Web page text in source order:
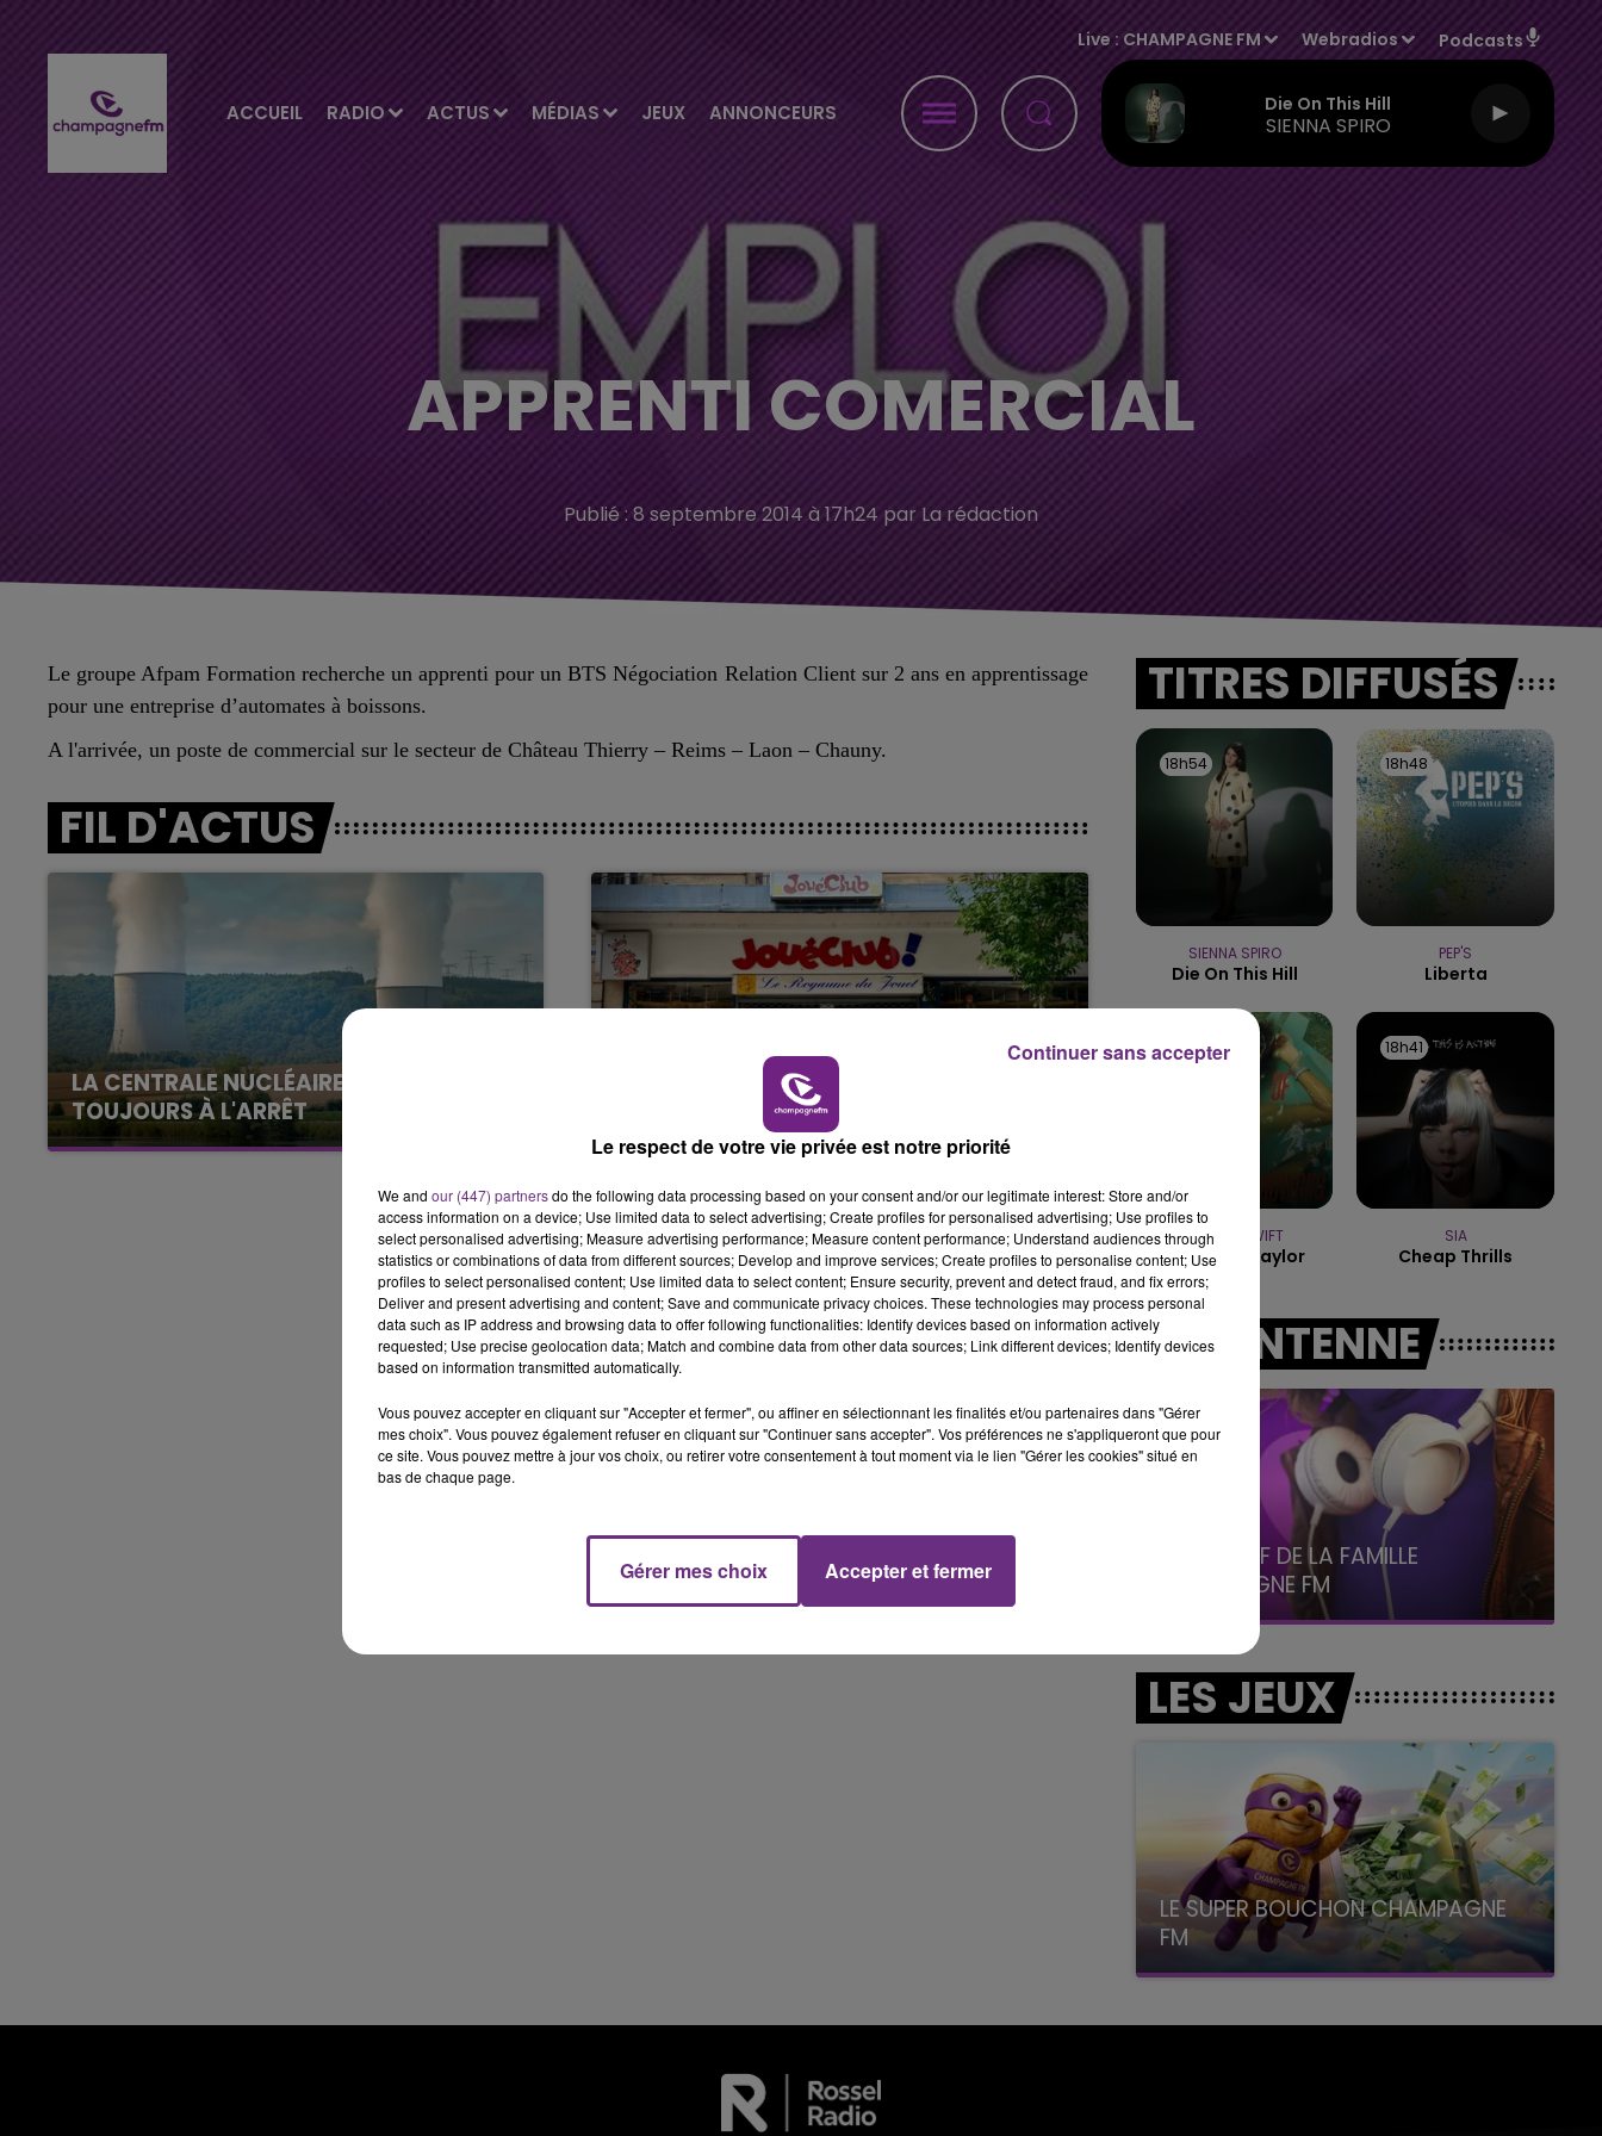
ACCUEIL RADIO ACTUS MÉDIAS JEUX ANNONCEURS
Live : CHAMPAGNE FM Webradios Podcasts
Die On This Hill
SIENNA SPIRO
15h00 - 19h00
LE CLUB CHAMPAGNE FM
19h00 - 19h15
LA POP MACHINE - CHAMPAGNE FM
19h15 - 20h00
LA RADIO POP
APPRENTI COMERCIAL
Publié : 8 septembre 2014 à 17h24 par La rédaction
Le groupe Afpam Formation recherche un apprenti pour un BTS Négociation Relation Client sur 2 ans en apprentissage
pour une entreprise d’automates à boissons.
A l'arrivée, un poste de commercial sur le secteur de Château Thierry – Reims – Laon – Chauny.
FIL D'ACTUS
LA CENTRALE NUCLÉAIRE DE CHOOZ
TOUJOURS À L'ARRÊT
Cela fait déjà une semaine que la centrale
justifiée par la sécheresse intense qui est
LE MAGASIN JOUÉCLUB DE REIMS FERME
C'était l'une des institutions du centre-ville
fermer ses portes.
TITRES DIFFUSÉS
18h54
18h54
SIENNA SPIRO
Die On This Hill
18h48
18h48
PEP'S
Liberta
18h45
18h45
TAYLOR SWIFT
Elizabeth Taylor
18h41
18h41
SIA
Cheap Thrills
A L'ANTENNE
19h15 - 20h00
LA RADIO POP
LE BEST OF DE LA FAMILLE
CHAMPAGNE FM
LES JEUX
LE SUPER BOUCHON CHAMPAGNE
FM
avec La Famille Champagne FM, à 8H10
Le respect de votre vie privée est notre priorité
We and our (447) partnersdo the following data processing based on your consent and/or our legitimate interest: Store and/or
access information on a device; Use limited data to select advertising; Create profiles for personalised advertising; Use profiles to
select personalised advertising; Measure advertising performance; Measure content performance; Understand audiences through
statistics or combinations of data from different sources; Develop and improve services; Create profiles to personalise content; Use
profiles to select personalised content; Use limited data to select content; Ensure security, prevent and detect fraud, and fix errors;
Deliver and present advertising and content; Save and communicate privacy choices. These technologies may process personal
data such as IP address and browsing data to offer following functionalities: Identify devices based on information actively
requested; Use precise geolocation data; Match and combine data from other data sources; Link different devices; Identify devices
based on information transmitted automatically.
Vous pouvez accepter en cliquant sur "Accepter et fermer", ou affiner en sélectionnant les finalités et/ou partenaires dans "Gérer
mes choix". Vous pouvez également refuser en cliquant sur "Continuer sans accepter". Vos préférences ne s'appliqueront que pour
ce site. Vous pouvez mettre à jour vos choix, ou retirer votre consentement à tout moment via le lien "Gérer les cookies" situé en
bas de chaque page.
Gérer mes choix Accepter et fermer
Continuer sans accepter